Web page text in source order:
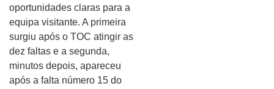
oportunidades claras para a
equipa visitante. A primeira
surgiu após o TOC atingir as
dez faltas e a segunda,
minutos depois, apareceu
após a falta número 15 do